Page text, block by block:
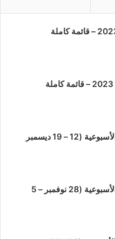
نشرة أخبار الأنمي الأسبوعية (12 – 19 ديسمبر
نشرة أخبار الأنمي الأسبوعية (28 نوفمبر – 5